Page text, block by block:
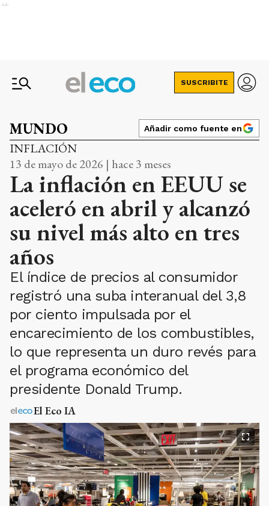
Ads
SUSCRIBITE
MUNDO Añadir como fuente en
INFLACIÓN
13 de mayo de 2026 | hace 3 meses
La inflación en EEUU se
aceleró en abril y alcanzó
su nivel más alto en tres
años
El índice de precios al consumidor
registró una suba interanual del 3,8
por ciento impulsada por el
encarecimiento de los combustibles,
lo que representa un duro revés para
el programa económico del
presidente Donald Trump.
El Eco IA